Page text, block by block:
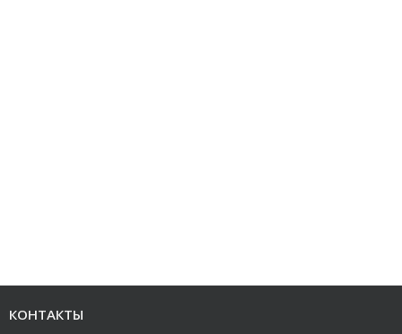
КОНТАКТЫ